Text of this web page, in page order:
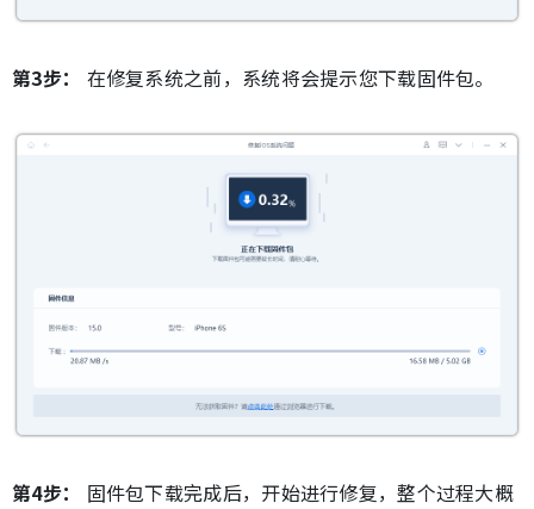
第3步： 在修复系统之前，系统将会提示您下载固件包。
第4步： 固件包下载完成后，开始进行修复，整个过程大概